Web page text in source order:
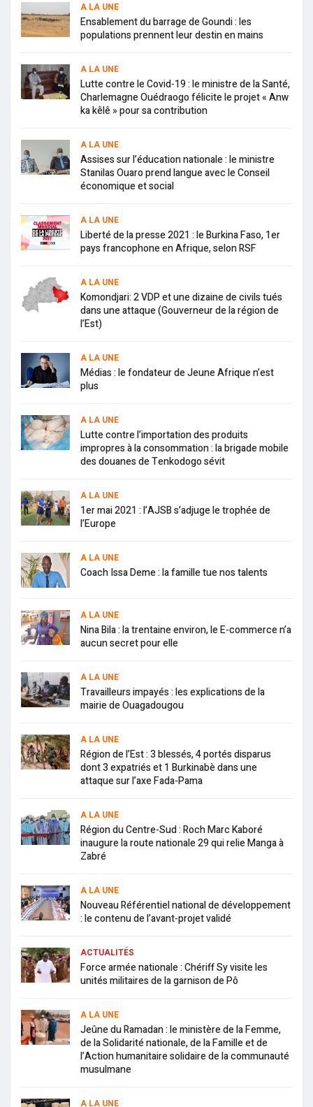
A LA UNE
Ensablement du barrage de Goundi : les
populations prennent leur destin en mains
A LA UNE
Lutte contre le Covid-19 : le ministre de la Santé,
Charlemagne Ouédraogo félicite le projet « Anw
ka kêlê » pour sa contribution
A LA UNE
Assises sur l’éducation nationale : le ministre
Stanilas Ouaro prend langue avec le Conseil
économique et social
A LA UNE
Liberté de la presse 2021 : le Burkina Faso, 1er
pays francophone en Afrique, selon RSF
A LA UNE
Komondjari: 2 VDP et une dizaine de civils tués
dans une attaque (Gouverneur de la région de
l’Est)
A LA UNE
Médias : le fondateur de Jeune Afrique n’est
plus
A LA UNE
Lutte contre l’importation des produits
impropres à la consommation : la brigade mobile
des douanes de Tenkodogo sévit
A LA UNE
1er mai 2021 : l’AJSB s’adjuge le trophée de
l’Europe
A LA UNE
Coach Issa Deme : la famille tue nos talents
A LA UNE
Nina Bila : la trentaine environ, le E-commerce n’a
aucun secret pour elle
A LA UNE
Travailleurs impayés : les explications de la
mairie de Ouagadougou
A LA UNE
Région de l’Est : 3 blessés, 4 portés disparus
dont 3 expatriés et 1 Burkinabè dans une
attaque sur l’axe Fada-Pama
A LA UNE
Région du Centre-Sud : Roch Marc Kaboré
inaugure la route nationale 29 qui relie Manga à
Zabré
A LA UNE
Nouveau Référentiel national de développement
: le contenu de l’avant-projet validé
ACTUALITÉS
Force armée nationale : Chériff Sy visite les
unités militaires de la garnison de Pô
A LA UNE
Jeûne du Ramadan : le ministère de la Femme,
de la Solidarité nationale, de la Famille et de
l’Action humanitaire solidaire de la communauté
musulmane
A LA UNE